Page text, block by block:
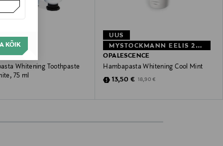
KÕIK
Whitening Toothpaste
75 ml
MYSTOCKMANN EELIS 29%
UUS
OPALESCENCE
Hambapasta Whitening Cool Mint
Discounted Price
13,50 € Original Price
18,90 €